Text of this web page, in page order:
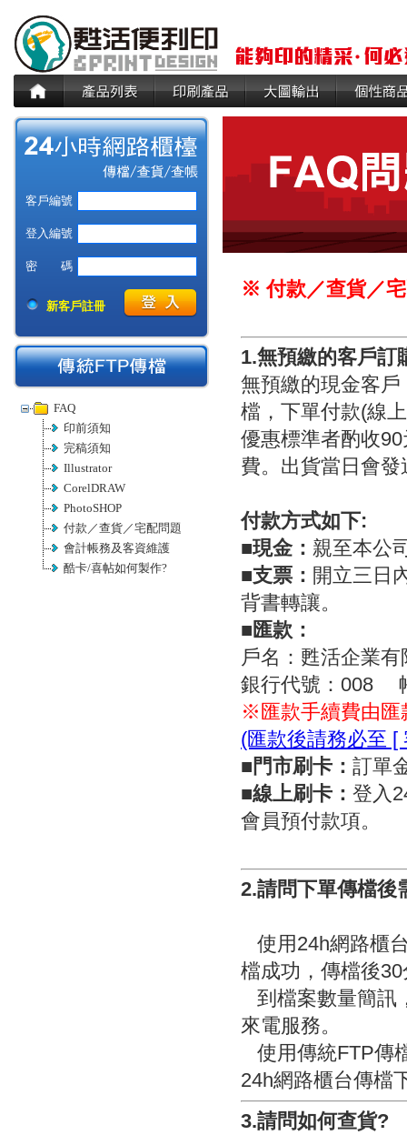
客戶編號
登入編號
密 碼
新客戶註冊
FAQ
印前須知
完稿須知
Illustrator
CorelDRAW
PhotoSHOP
付款／查貨／宅配問題
會計帳務及客資維護
酷卡/喜帖如何製作?
※付款／查貨／
1.無預繳的客戶訂
無預繳的現金客
檔，下單付款(線
優惠標準者酌收
費。出貨當日會
付款方式如下:
■現金： 親至本公
■支票： 開立三日
背書轉讓。
■匯款：
戶名：甦活企業
銀行代號：008
※匯款手續費由匯
(匯款後請務必至 [
■門市刷卡： 訂單
■線上刷卡： 登入
會員預付款項。
2.請問下單傳檔後
使用24h網路櫃
檔成功，傳檔後
到檔案數量簡訊
來電服務。
使用傳統FTP傳
24h網路櫃台傳檔
3.請問如何查貨?